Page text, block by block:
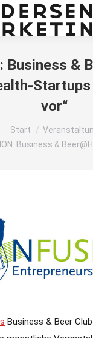
Business &
vor“
Start
Business &
Business & Beer